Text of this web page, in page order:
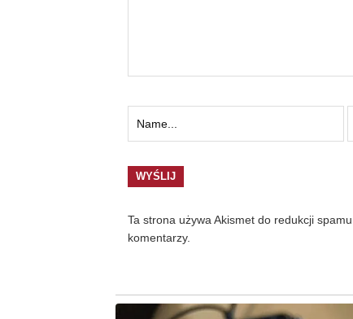
Ta strona używa Akismet do redukcji spamu.
komentarzy.